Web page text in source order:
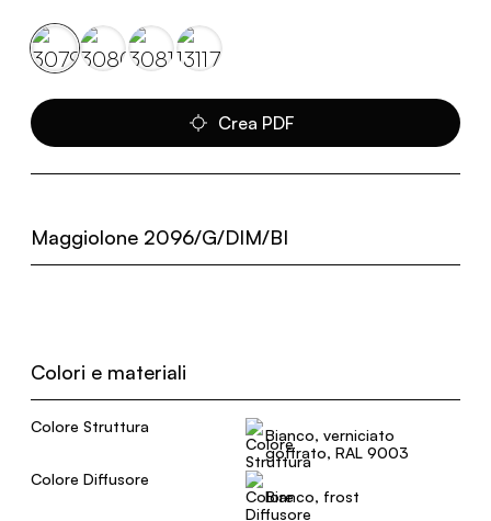
Crea PDF
Maggiolone 2096/G/DIM/BI
Colori e materiali
Colore Struttura
Bianco, verniciato
goffrato, RAL 9003
Colore Diffusore
Bianco, frost